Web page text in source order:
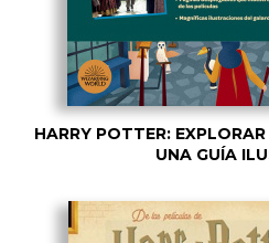
HARRY POTTER:
UNA GUÍA